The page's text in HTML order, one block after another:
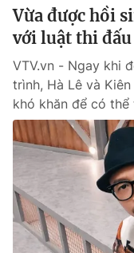
Vừa được hồi
với luật thi
VTV.vn - Ngay khi
trình, Hà Lê và
khó khăn để có thể